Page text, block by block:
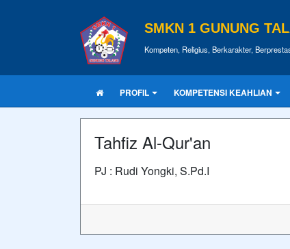
SMKN 1 GUNUNG
Kompeten, Religius, Berkarakter,
PROFIL KOMPETENSI KEAHLIAN
Tahfiz Al-Qur'an
PJ : Rudi Yongki, S.Pd.I